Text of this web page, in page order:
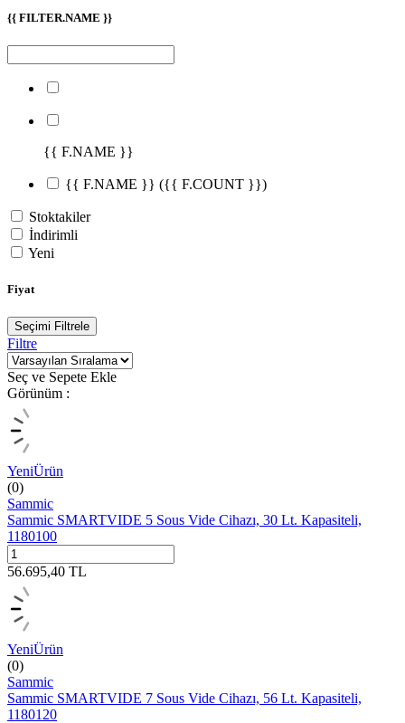
{{ FILTER.NAME }}
{{ F.NAME }}
{{ F.NAME }} ({{ F.COUNT }})
Stoktakiler
İndirimli
Yeni
Fiyat
Seçimi Filtrele
Filtre
Seç ve Sepete Ekle
Görünüm :
YeniÜrün
(0)
Sammic
Sammic SMARTVIDE 5 Sous Vide Cihazı, 30 Lt. Kapasiteli,
1180100
56.695,40 TL
YeniÜrün
(0)
Sammic
Sammic SMARTVIDE 7 Sous Vide Cihazı, 56 Lt. Kapasiteli,
1180120